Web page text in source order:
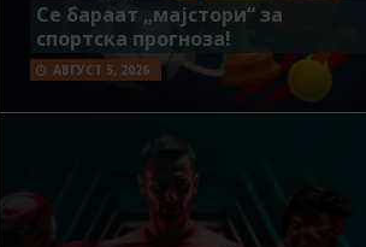
Се бараат „мајстори“ за
спортска прогноза!
АВГУСТ 5, 2026